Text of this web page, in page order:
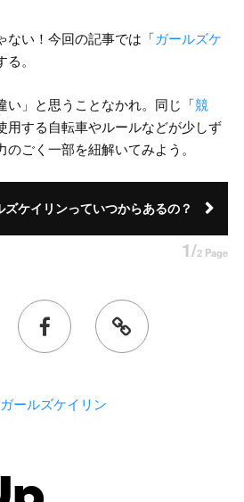
ない！今回の記事では「ガールズケ
る。
い」と思うことなかれ。同じ「競
用する自転車やルールなどが少しず
ごく一部を紐解いてみよう。
ズケイリンっていつからあるの？
1/2 Page
ールズケイリン